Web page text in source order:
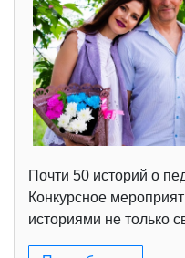
Почти 50 историй о
Конкурсное
историями не только